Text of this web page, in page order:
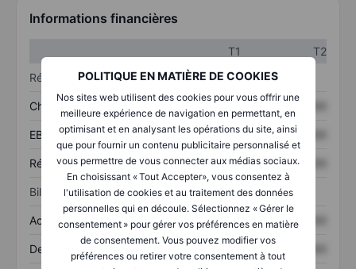
POLITIQUE EN MATIÈRE DE COOKIES
Nos sites web utilisent des cookies pour vous offrir une
meilleure expérience de navigation en permettant, en
optimisant et en analysant les opérations du site, ainsi
que pour fournir un contenu publicitaire personnalisé et
vous permettre de vous connecter aux médias sociaux.
En choisissant « Tout Accepter», vous consentez à
l'utilisation de cookies et au traitement des données
personnelles qui en découle. Sélectionnez « Gérer le
consentement » pour gérer vos préférences en matière
de consentement. Vous pouvez modifier vos
préférences ou retirer votre consentement à tout
Informations financières
T1
T2
Résultats
Chiffre d’affaires XXXXXXX
EBITDA XXXXXXX XXXXXXX
Résultat net XXXXXXX XXXXXXX
Bilan
Actifs totaux XXXXXXX XXXXXXX
Dette totale